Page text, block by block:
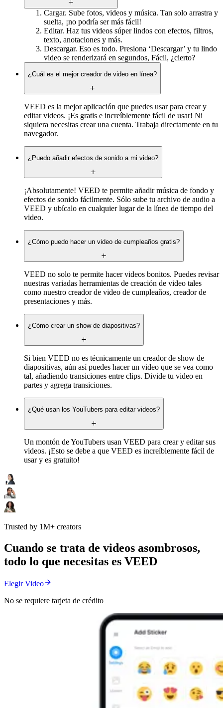
Cargar. Sube fotos, videos y música. Tan solo arrastra y
suelta, ¡no podría ser más fácil!
Editar. Haz tus videos súper lindos con efectos, filtros,
texto, anotaciones y más.
Descargar. Eso es todo. Presiona ‘Descargar’ y tu lindo
video se renderizará en segundos, Fácil, ¿cierto?
¿Cuál es el mejor creador de video en línea?
VEED es la mejor aplicación que puedes usar para crear y
editar videos. ¡Es gratis e increíblemente fácil de usar! Ni
siquiera necesitas crear una cuenta. Trabaja directamente en tu
navegador.
¿Puedo añadir efectos de sonido a mi video?
¡Absolutamente! VEED te permite añadir música de fondo y
efectos de sonido fácilmente. Sólo sube tu archivo de audio a
VEED y ubícalo en cualquier lugar de la línea de tiempo del
video.
¿Cómo puedo hacer un video de cumpleaños gratis?
VEED no solo te permite hacer videos bonitos. Puedes revisar
nuestras variadas herramientas de creación de video tales
como nuestro creador de video de cumpleaños, creador de
presentaciones y más.
¿Cómo crear un show de diapositivas?
Si bien VEED no es técnicamente un creador de show de
diapositivas, aún así puedes hacer un video que se vea como
tal, añadiendo transiciones entre clips. Divide tu video en
partes y agrega transiciones.
¿Qué usan los YouTubers para editar videos?
Un montón de YouTubers usan VEED para crear y editar sus
videos. ¡Esto se debe a que VEED es increíblemente fácil de
usar y es gratuito!
Trusted by 1M+ creators
Cuando se trata de videos asombrosos,
todo lo que necesitas es VEED
Elegir Video
No se requiere tarjeta de crédito